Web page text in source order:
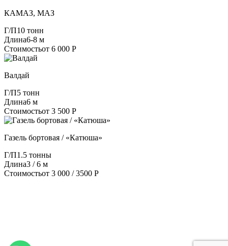
КАМАЗ, МАЗ
Г/П10 тонн
Длина6-8 м
Стоимостьот 6 000 Р
Валдай
Г/П5 тонн
Длина6 м
Стоимостьот 3 500 Р
Газель бортовая / «Катюша»
Г/П1.5 тонны
Длина3 / 6 м
Стоимостьот 3 000 / 3500 Р